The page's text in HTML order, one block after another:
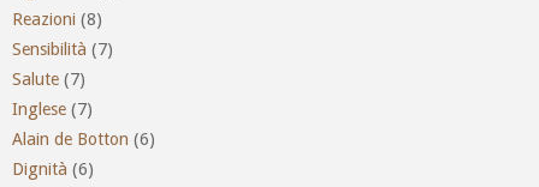
Reazioni (8)
Sensibilità (7)
Salute (7)
Inglese (7)
Alain de Botton (6)
Dignità (6)